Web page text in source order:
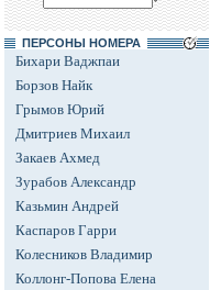
ПЕРСОНЫ НОМЕРА
Бихари Ваджпаи
Борзов Найк
Грымов Юрий
Дмитриев Михаил
Закаев Ахмед
Зурабов Александр
Казьмин Андрей
Каспаров Гарри
Колесников Владимир
Коллонг-Попова Елена